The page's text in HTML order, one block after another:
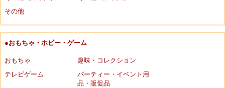
その他
●おもちゃ・ホビー・ゲーム
おもちゃ
趣味・コレクション
テレビゲーム
パーティー・イベント用
品・販促品